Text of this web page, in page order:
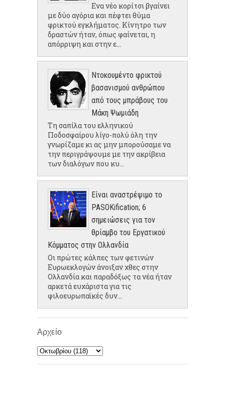
Ενα νέο κορίτσι βγαίνει
με δύο αγόρια και πέφτει θύμα
φρικτού εγκλήματος. Κίνητρο των
δραστών ήταν, όπως φαίνεται, η
απόρριψη και στην ε...
Ντοκουμέντο φρικτού
βασανισμού ανθρώπου
από τους μπράβους του
Μάκη Ψωμιάδη
Τη σαπίλα του ελληνικού
Ποδοσφαίρου λίγο-πολύ όλη την
γνωρίζαμε κι ας μην μπορούσαμε να
την περιγράψουμε με την ακρίβεια
των διαλόγων που κυ...
Είναι αναστρέψιμο το
PASOKification; 6
σημειώσεις για τον
θρίαμβο του Εργατικού
Κόμματος στην Ολλανδία
Οι πρώτες κάλπες των φετινών
Ευρωεκλογών άνοιξαν χθες στην
Ολλανδία και παραδόξως τα νέα ήταν
αρκετά ευχάριστα για τις
φιλοευρωπαϊκές δυν...
Αρχείο